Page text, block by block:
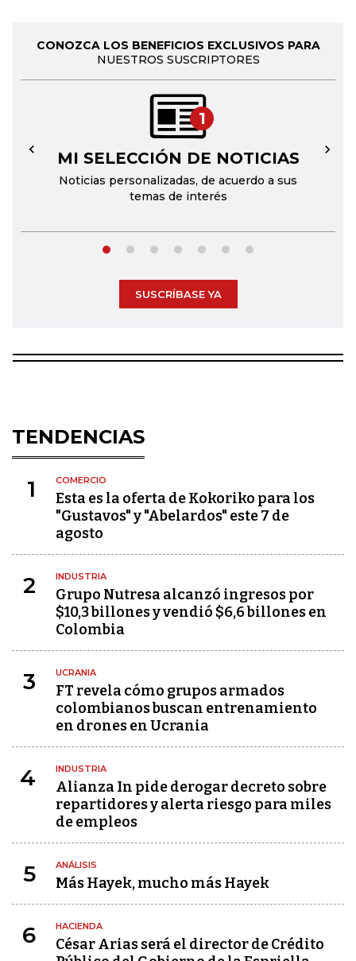
CONOZCA LOS BENEFICIOS EXCLUSIVOS PARA
NUESTROS SUSCRIPTORES
1
MI SELECCIÓN DE NOTICIAS
Noticias personalizadas, de acuerdo a sus
temas de interés
← →
SUSCRÍBASE YA
TENDENCIAS
1 COMERCIO
Esta es la oferta de Kokoriko para los
"Gustavos" y "Abelardos" este 7 de
agosto
2 INDUSTRIA
Grupo Nutresa alcanzó ingresos por
$10,3 billones y vendió $6,6 billones en
Colombia
3 UCRANIA
FT revela cómo grupos armados
colombianos buscan entrenamiento
en drones en Ucrania
4 INDUSTRIA
Alianza In pide derogar decreto sobre
repartidores y alerta riesgo para miles
de empleos
5 ANÁLISIS
Más Hayek, mucho más Hayek
6 HACIENDA
César Arias será el director de Crédito